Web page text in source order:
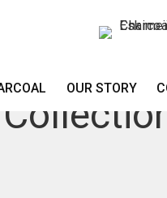
OUR STORY